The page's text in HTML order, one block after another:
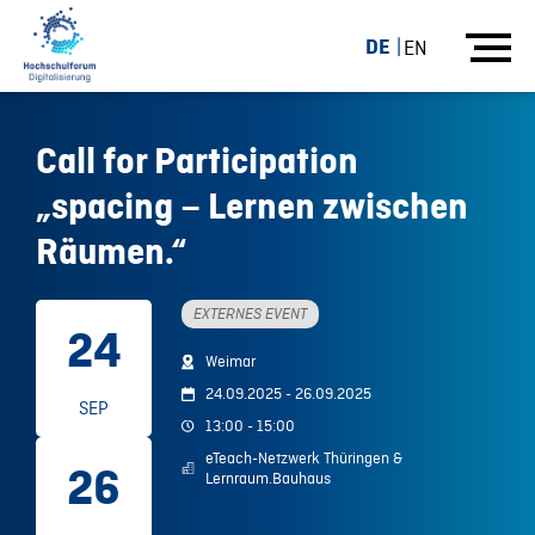
DE EN
Call for Participation
„spacing – Lernen zwischen
Räumen.“
24
SEP
26
EXTERNES EVENT
Weimar
24.09.2025 - 26.09.2025
13:00 - 15:00
eTeach-Netzwerk Thüringen &
Lernraum.Bauhaus